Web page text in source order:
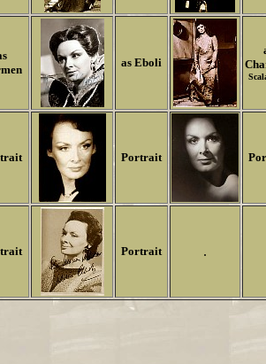
as Eboli
Portrait
Portrait .